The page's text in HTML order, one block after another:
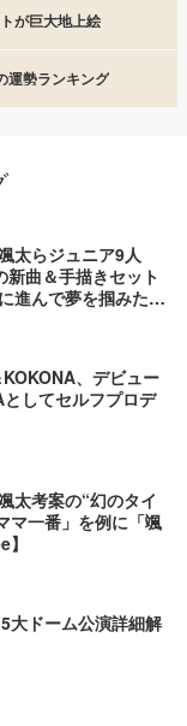
が巨大地上絵
運勢ランキング
太らジュニア9人
新曲＆手描きセット
進んで夢を掴みた
、デビュー
してセルフプロデ
太考案の“幻のタイ
マ一番」を例に「颯
大ドーム公演詳細解